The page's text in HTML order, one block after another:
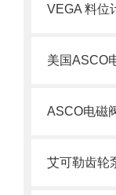
美国ASCO
艾可勒齿轮